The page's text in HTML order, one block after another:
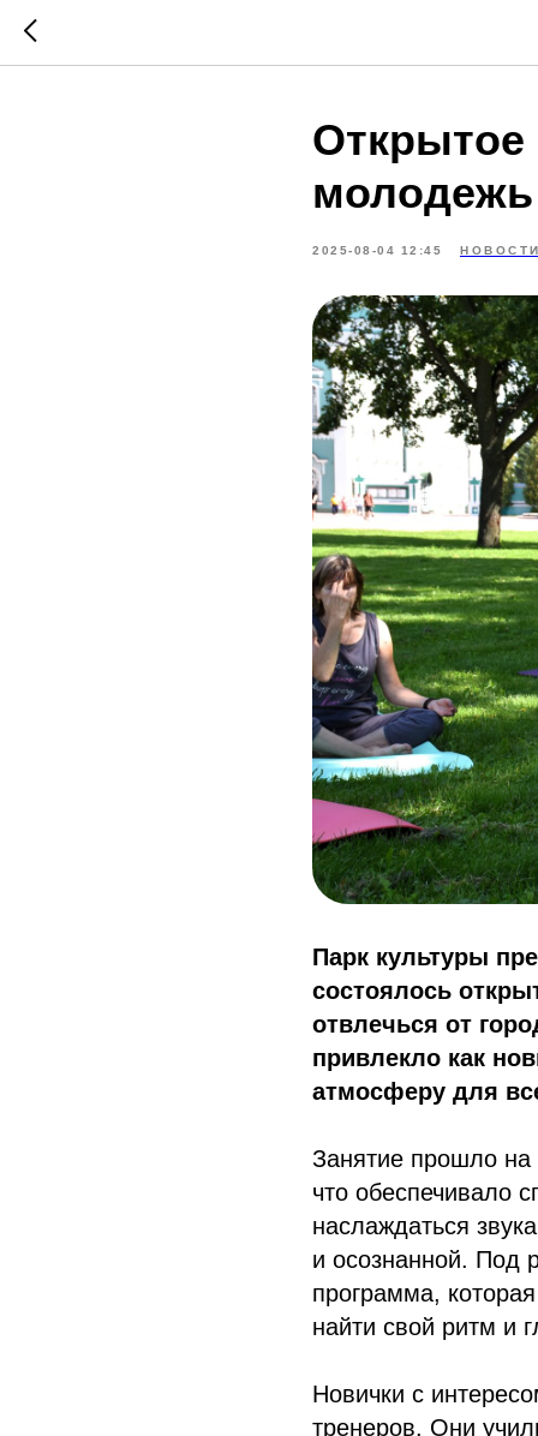
Открытое
молодежь
2025-08-04 12:45
Парк культуры
состоялось
отвлечься от
привлекло как
атмосферу для
Занятие прошло на
что обеспечивало
наслаждаться
и осознанной. Под
программа,
найти свой ритм и
Новички с
тренеров. Они